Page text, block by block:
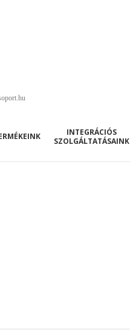
INTEGRÁCIÓS
SZOLGÁLTATÁSAINK